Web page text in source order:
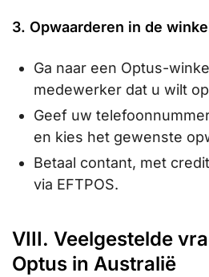
3. Opwaarderen in de
Ga naar een Optus-
medewerker dat u wilt
Geef uw
en kies het gewenste
Betaal contant, met
via EFTPOS.
VIII. Veelgestelde
Optus in Australië